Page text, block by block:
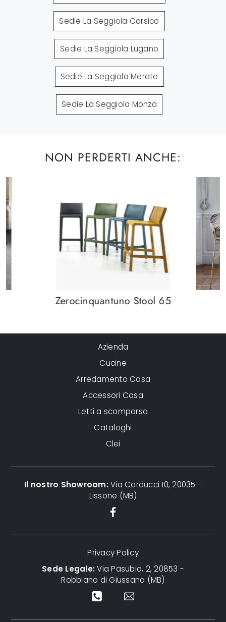
Sedie La Seggiola Corsico
Sedie La Seggiola Lugano
Sedie La Seggiola Merate
Sedie La Seggiola Monza
NON PERDERTI ANCHE:
Zerocinquantuno Stool 65
Azienda
Cucine
Arredamento Casa
Accessori Casa
Letti a scomparsa
Cataloghi
Clei
Il nostro Showroom:Via Carducci 10, 20035 -
Lissone (MB)
Privacy Policy
Sede Legale:Via Pasubio, 2, 20853 -
Robbiano di Giussano (MB)